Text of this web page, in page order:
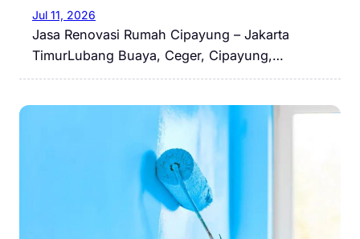
Jul 11, 2026
Jasa Renovasi Rumah Cipayung – Jakarta
TimurLubang Buaya, Ceger, Cipayung,…